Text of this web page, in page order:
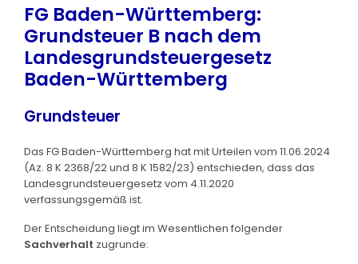
FG Baden-Württemberg:
Grundsteuer B nach dem
Landesgrundsteuergesetz
Baden-Württemberg
Grundsteuer
Das FG Baden-Württemberg hat mit Urteilen vom 11.06.2024
(Az. 8 K 2368/22 und 8 K 1582/23) entschieden, dass das
Landesgrundsteuergesetz vom 4.11.2020
verfassungsgemäß ist.
Der Entscheidung liegt im Wesentlichen folgender
Sachverhalt zugrunde: